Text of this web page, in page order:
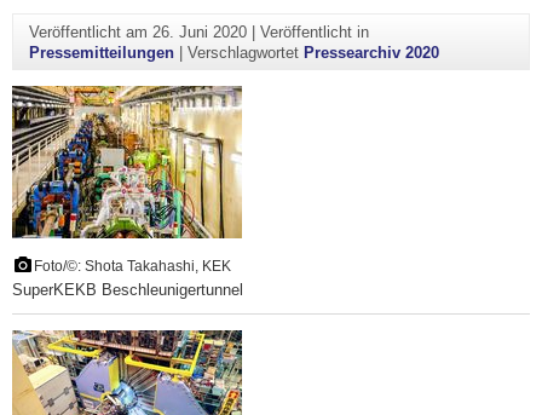
Veröffentlicht am 26. Juni 2020| Veröffentlicht in
Pressemitteilungen| Verschlagwortet Pressearchiv 2020
Foto/©: Shota Takahashi, KEK
SuperKEKB Beschleunigertunnel